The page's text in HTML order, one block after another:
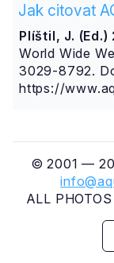
Jak citovat
Plíštil, J. (Ed.)
World Wide
3029-8792.
https://
© 2001 —
ALL